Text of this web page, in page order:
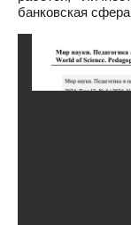
банковская сфера